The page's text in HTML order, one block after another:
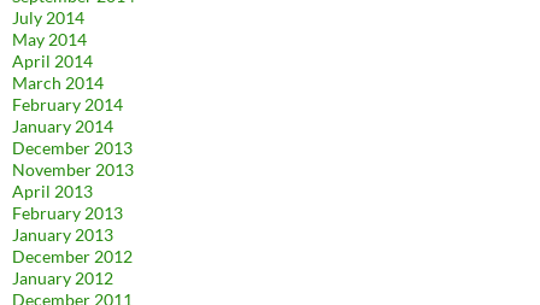
July 2014
May 2014
April 2014
March 2014
February 2014
January 2014
December 2013
November 2013
April 2013
February 2013
January 2013
December 2012
January 2012
December 2011